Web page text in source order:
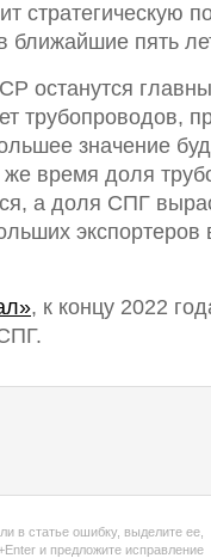
стратегическую
ближайшие пять
останутся
трубопроводов,
значение
время доля
а доля СПГ
, к концу 2022
в статье ошибку, выделите ее,
и предложите исправление